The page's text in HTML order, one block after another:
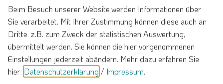
Evang.-luth. Pfarrkirche "Beatae Mariae
Virginis"
Schmiedgasse 2
91790 Nennslingen
Beim Besuch unserer Website werden Informationen über
Sie verarbeitet. Mit Ihrer Zustimmung können diese auch an
Dritte, z.B. zum Zweck der statistischen Auswertung,
übermittelt werden. Sie können die hier vorgenommenen
Einstellungen jederzeit abändern. Mehr dazu erfahren Sie
hier: Datenschutzerklärung/ Impressum.